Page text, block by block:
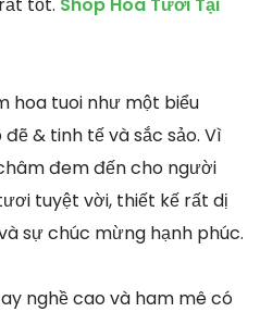
hoa tuoi như một biểu
& tinh tế và sắc sảo. Vì
đem đến cho người
tuyệt vời, thiết kế rất dị
sự chúc mừng hạnh phúc.
nghề cao và ham mê có